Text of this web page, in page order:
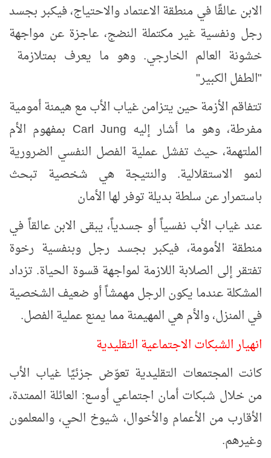
الابن عالقًا في منطقة الاعتماد والاحتياج، فيكبر بجسد
رجل ونفسية غير مكتملة النضج، عاجزة عن مواجهة
خشونة العالم الخارجي. وهو ما يعرف بمتلازمة
"الطفل الكبير"
تتفاقم الأزمة حين يتزامن غياب الأب مع هيمنة أمومية
مفرطة، وهو ما أشار إليه Carl Jung بمفهوم الأم
الملتهمة، حيث تفشل عملية الفصل النفسي الضرورية
لنمو الاستقلالية. والنتيجة هي شخصية تبحث
باستمرار عن سلطة بديلة توفر لها الأمان
عند غياب الأب نفسياً أو جسدياً، يبقى الابن عالقاً في
منطقة الأمومة، فيكبر بجسد رجل وبنفسية رخوة
تفتقر إلى الصلابة اللازمة لمواجهة قسوة الحياة. تزداد
المشكلة عندما يكون الرجل مهمشاً أو ضعيف الشخصية
في المنزل، والأم هي المهيمنة مما يمنع عملية الفصل.
انهيار الشبكات الاجتماعية التقليدية
كانت المجتمعات التقليدية تعوّض جزئيًا غياب الأب
من خلال شبكات أمان اجتماعي أوسع: العائلة الممتدة،
الأقارب من الأعمام والأخوال، شيوخ الحي، والمعلمون
وغيرهم.